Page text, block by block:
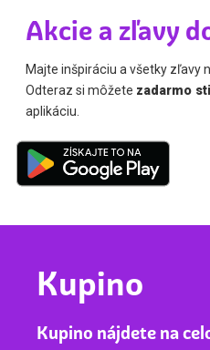
Akcie a zľavy
Majte inšpiráciu a všetky zľavy
Odteraz si môžete zadarmo
aplikáciu.
Kupino
Kupino nájdete na